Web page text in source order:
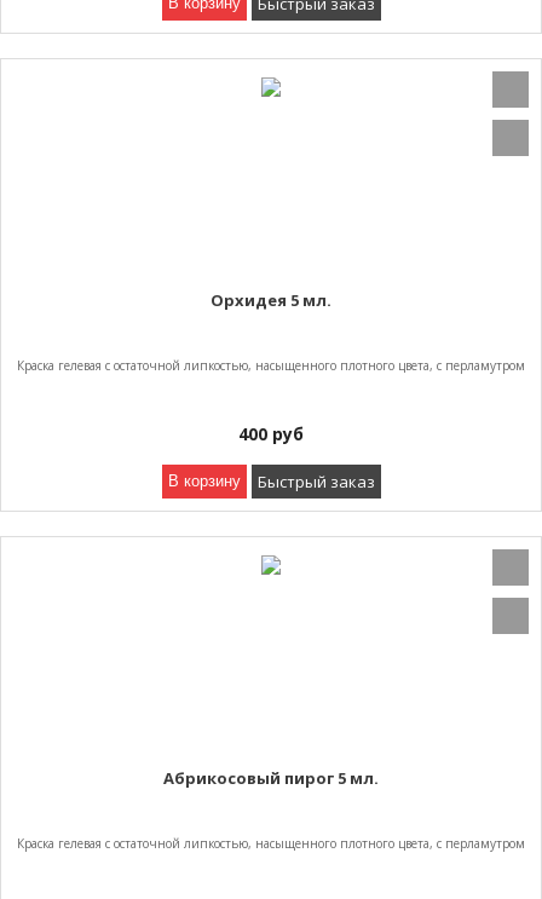
Орхидея 5 мл.
Краска гелевая с остаточной липкостью, насыщенного плотного цвета, с перламутром
400 руб
В корзину Быстрый заказ
Абрикосовый пирог 5 мл.
Краска гелевая с остаточной липкостью, насыщенного плотного цвета, с перламутром